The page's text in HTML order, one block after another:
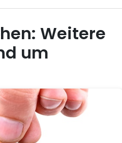
Weitere
um